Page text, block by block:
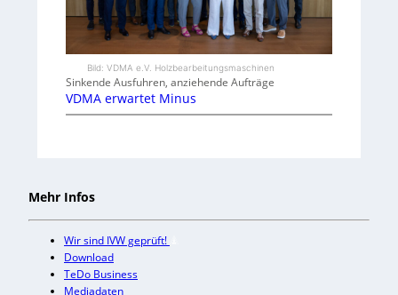
Bild: VDMA e.V. Holzbearbeitungsmaschinen
Sinkende Ausfuhren, anziehende Aufträge
VDMA erwartet Minus
Mehr Infos
Wir sind IVW geprüft!
Download
TeDo Business
Mediadaten